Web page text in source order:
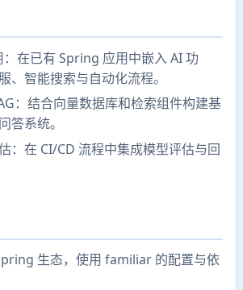
在已有 Spring 应用中嵌入 AI 功
、智能搜索与自动化流程。
：结合向量数据库和检索组件构建基
答系统。
：在 CI/CD 流程中集成模型评估与回
生态，使用 familiar 的配置与依